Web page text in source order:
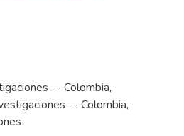
-- Colombia,
-- Colombia,